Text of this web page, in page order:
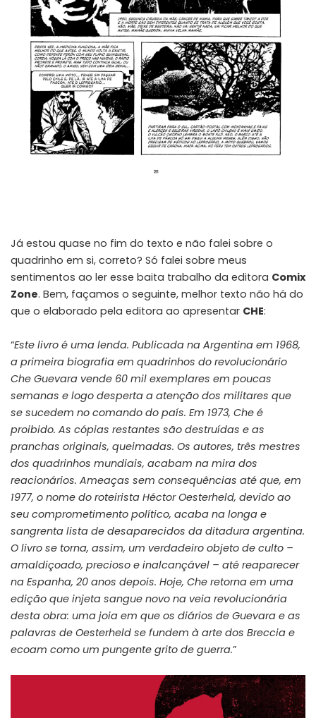
Já estou quase no fim do texto e não falei sobre o
quadrinho em si, correto? Só falei sobre meus
sentimentos ao ler esse baita trabalho da editora Comix
Zone. Bem, façamos o seguinte, melhor texto não há do
que o elaborado pela editora ao apresentar CHE:
“Este livro é uma lenda. Publicada na Argentina em 1968,
a primeira biografia em quadrinhos do revolucionário
Che Guevara vende 60 mil exemplares em poucas
semanas e logo desperta a atenção dos militares que
se sucedem no comando do país. Em 1973, Che é
proibido. As cópias restantes são destruídas e as
pranchas originais, queimadas. Os autores, três mestres
dos quadrinhos mundiais, acabam na mira dos
reacionários. Ameaças sem consequências até que, em
1977, o nome do roteirista Héctor Oesterheld, devido ao
seu comprometimento político, acaba na longa e
sangrenta lista de desaparecidos da ditadura argentina.
O livro se torna, assim, um verdadeiro objeto de culto –
amaldiçoado, precioso e inalcançável – até reaparecer
na Espanha, 20 anos depois. Hoje, Che retorna em uma
edição que injeta sangue novo na veia revolucionária
desta obra: uma joia em que os diários de Guevara e as
palavras de Oesterheld se fundem à arte dos Breccia e
ecoam como um pungente grito de guerra.”